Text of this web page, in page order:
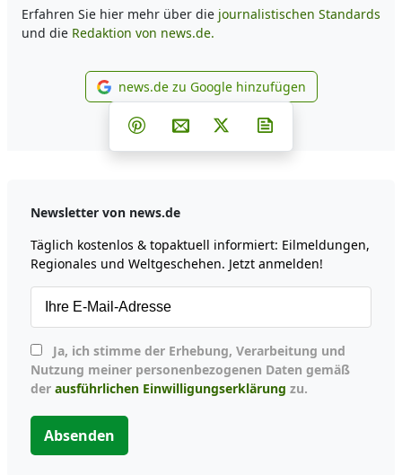
Erfahren Sie hier mehr über die journalistischen Standards
und die Redaktion von news.de.
news.de zu Google
news.de zu Google hinzufügen
Teilen auf Facebook
Teilen auf Whatsapp
Teilen auf Telegram
Teilen auf Pinterest
Per E-Mail teilen
Post auf X
Newsletter von news.de
Täglich kostenlos & topaktuell informiert: Eilmeldungen,
Regionales und Weltgeschehen. Jetzt anmelden!
Nutzung meiner personenbezogenen Daten gemäß
der ausführlichen Einwilligungserklärung zu.
Absenden